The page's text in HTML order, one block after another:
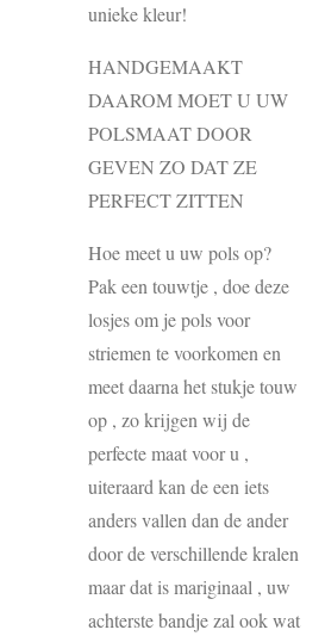
unieke kleur!
HANDGEMAAKT
DAAROM MOET U UW
POLSMAAT DOOR
GEVEN ZO DAT ZE
PERFECT ZITTEN
Hoe meet u uw pols op?
Pak een touwtje , doe deze
losjes om je pols voor
striemen te voorkomen en
meet daarna het stukje touw
op , zo krijgen wij de
perfecte maat voor u ,
uiteraard kan de een iets
anders vallen dan de ander
door de verschillende kralen
maar dat is mariginaal , uw
achterste bandje zal ook wat